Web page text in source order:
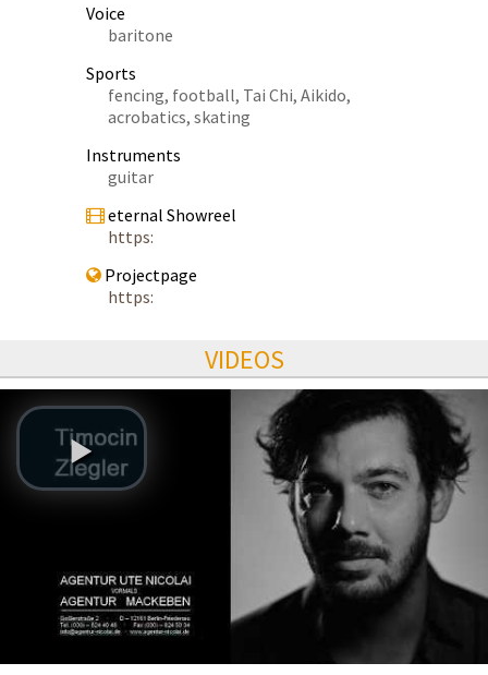
Voice
baritone
Sports
fencing, football, Tai Chi, Aikido,
acrobatics, skating
Instruments
guitar
eternal Showreel
https:
Projectpage
https:
VIDEOS